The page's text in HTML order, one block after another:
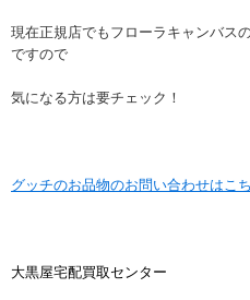
現在正規店でもフローラキャンバス
ですので
気になる方は要チェック！
グッチのお品物のお問い合わせはこ
大黒屋宅配買取センター